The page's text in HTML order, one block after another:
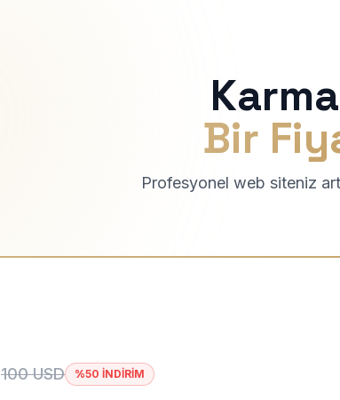
Bir
Profesyonel web siteniz
100 USD %50 İNDİRİM